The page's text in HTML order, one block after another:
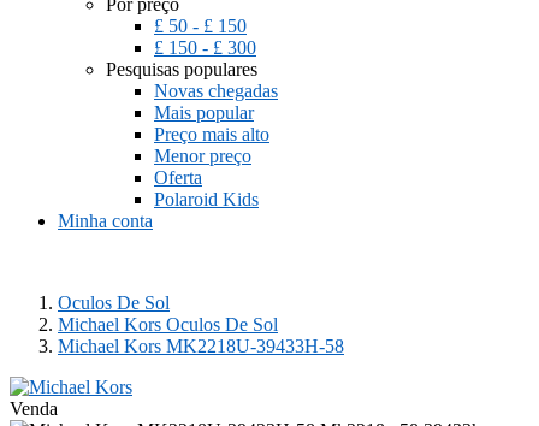
Por preço
£ 50 - £ 150
£ 150 - £ 300
Pesquisas populares
Novas chegadas
Mais popular
Preço mais alto
Menor preço
Oferta
Polaroid Kids
Minha conta
Oculos De Sol
Michael Kors Oculos De Sol
Michael Kors MK2218U-39433H-58
Venda